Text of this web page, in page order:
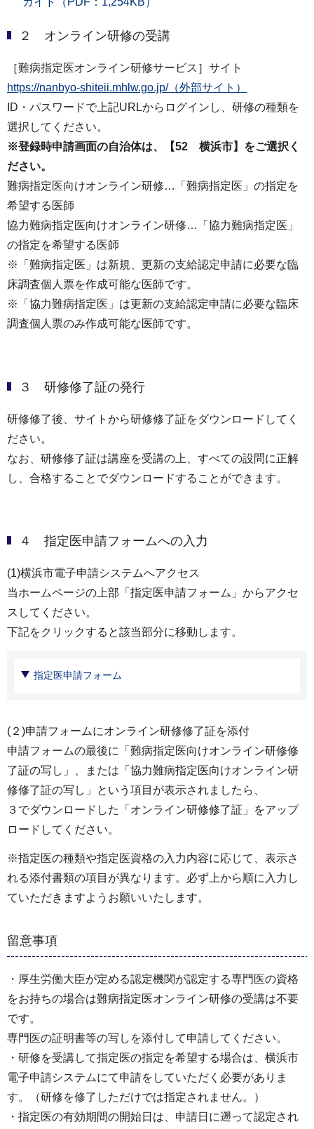
２ オンライン研修の受講
［難病指定医オンライン研修サービス］サイト
https://nanbyo-shiteii.mhlw.go.jp/（外部サイト）
ID・パスワードで上記URLからログインし、研修の種類を
選択してください。
※登録時申請画面の自治体は、【52 横浜市】をご選択く
ださい。
難病指定医向けオンライン研修…「難病指定医」の指定を
希望する医師
協力難病指定医向けオンライン研修…「協力難病指定医」
の指定を希望する医師
※「難病指定医」は新規、更新の支給認定申請に必要な臨
床調査個人票を作成可能な医師です。
※「協力難病指定医」は更新の支給認定申請に必要な臨床
調査個人票のみ作成可能な医師です。
３ 研修修了証の発行
研修修了後、サイトから研修修了証をダウンロードしてく
ださい。
なお、研修修了証は講座を受講の上、すべての設問に正解
し、合格することでダウンロードすることができます。
４ 指定医申請フォームへの入力
(1)横浜市電子申請システムへアクセス
当ホームページの上部「指定医申請フォーム」からアクセ
スしてください。
下記をクリックすると該当部分に移動します。
指定医申請フォーム
(２)申請フォームにオンライン研修修了証を添付
申請フォームの最後に「難病指定医向けオンライン研修修
了証の写し」、または「協力難病指定医向けオンライン研
修修了証の写し」という項目が表示されましたら、
３でダウンロードした「オンライン研修修了証」をアップ
ロードしてください。
※指定医の種類や指定医資格の入力内容に応じて、表示さ
れる添付書類の項目が異なります。必ず上から順に入力し
ていただきますようお願いいたします。
留意事項
・厚生労働大臣が定める認定機関が認定する専門医の資格
をお持ちの場合は難病指定医オンライン研修の受講は不要
です。
専門医の証明書等の写しを添付して申請してください。
・研修を受講して指定医の指定を希望する場合は、横浜市
電子申請システムにて申請をしていただく必要がありま
す。（研修を修了しただけでは指定されません。）
・指定医の有効期間の開始日は、申請日に遡って認定され